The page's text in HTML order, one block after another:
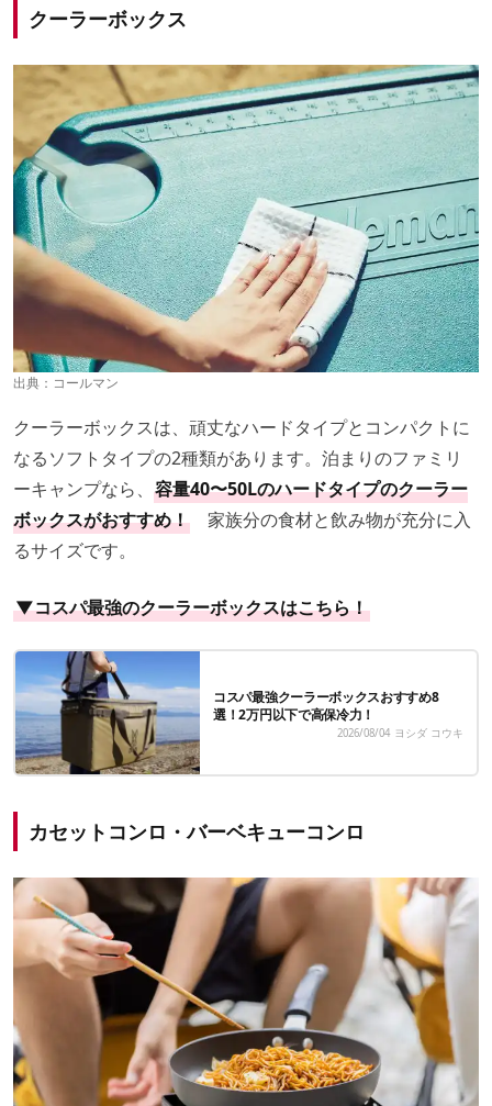
クーラーボックス
出典： コールマン
クーラーボックスは、頑丈なハードタイプとコンパクトに
なるソフトタイプの2種類があります。泊まりのファミリ
ーキャンプなら、 容量40〜50Lのハードタイプのクーラー
ボックスがおすすめ！ 家族分の食材と飲み物が充分に入
るサイズです。
▼コスパ最強のクーラーボックスはこちら！
コスパ最強クーラーボックスおすすめ8
選！2万円以下で高保冷力！
2026/08/04 ヨシダ コウキ
カセットコンロ・バーベキューコンロ